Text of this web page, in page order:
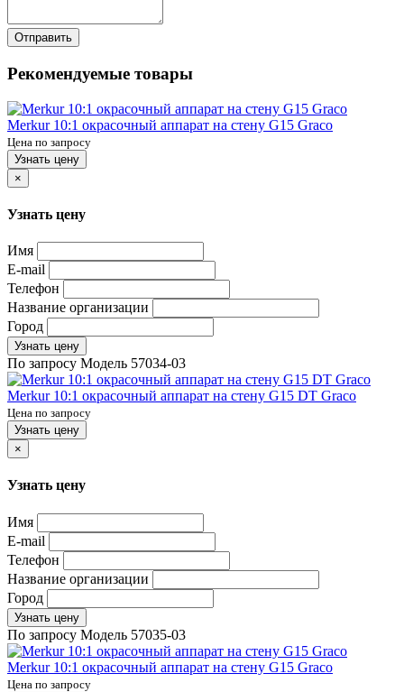
Отправить
Рекомендуемые товары
Merkur 10:1 окрасочный аппарат на стену G15 Graco
Цена по запросу
Узнать цену
×
Узнать цену
Имя
E-mail
Телефон
Название организации
Город
Узнать цену
По запросу Модель 57034-03
Merkur 10:1 окрасочный аппарат на стену G15 DT Graco
Цена по запросу
Узнать цену
×
Узнать цену
Имя
E-mail
Телефон
Название организации
Город
Узнать цену
По запросу Модель 57035-03
Merkur 10:1 окрасочный аппарат на стену G15 Graco
Цена по запросу